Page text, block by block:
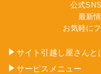
公式
最新
お気軽に
サイト引越し屋さんと
サービスメニュー